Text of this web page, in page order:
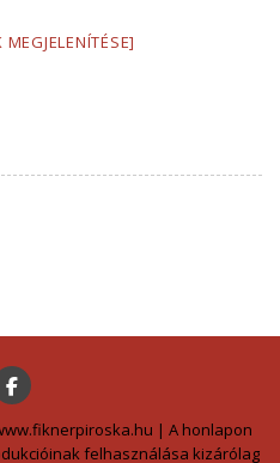
| A honlapon
felhasználása kizárólag